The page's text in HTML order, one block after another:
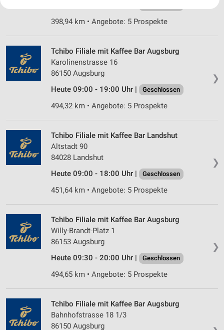
398,94 km • Angebote: 5 Prospekte
❯
Tchibo Filiale mit Kaffee Bar Augsburg
Karolinenstrasse 16
86150 Augsburg
Heute 09:00 - 19:00 Uhr |
Geschlossen
494,32 km • Angebote: 5 Prospekte
❯
Tchibo Filiale mit Kaffee Bar Landshut
Altstadt 90
84028 Landshut
Heute 09:00 - 18:00 Uhr |
Geschlossen
451,64 km • Angebote: 5 Prospekte
❯
Tchibo Filiale mit Kaffee Bar Augsburg
Willy-Brandt-Platz 1
86153 Augsburg
Heute 09:30 - 20:00 Uhr |
Geschlossen
494,65 km • Angebote: 5 Prospekte
Tchibo Filiale mit Kaffee Bar Augsburg
Bahnhofstrasse 18 1/3
86150 Augsburg
Website/App.
Partnerliste anzeigen (1 IAB-Anbieter)
IAB-Verarbeitungszwecke:
Speichern von oder Zugriff auf Informationen
auf einem Endgerät
Verwendung reduzierter Daten zur Auswahl von
Werbeanzeigen
Werbung
Verwendung von Profilen zur Auswahl
personalisierter Werbung
Erstellung von Profilen zur Personalisierung
von Inhalten
personalisierter Inhalte
Messung der Werbeleistung
Messung der Performance von Inhalten
Analyse von Zielgruppen durch Statistiken oder
Quellen
Entwicklung und Verbesserung der Angebote